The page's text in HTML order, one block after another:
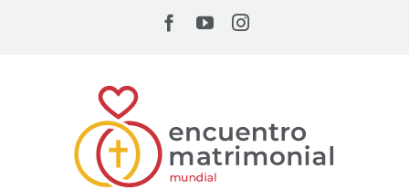
Facebook
YouTubeInstagram